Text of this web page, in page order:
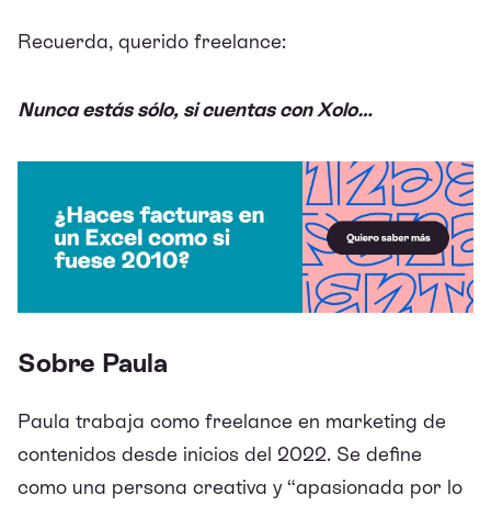
Recuerda, querido freelance:
Nunca estás sólo, si cuentas con Xolo…
Sobre Paula
Paula trabaja como freelance en marketing de
contenidos desde inicios del 2022. Se define
como una persona creativa y “apasionada por lo